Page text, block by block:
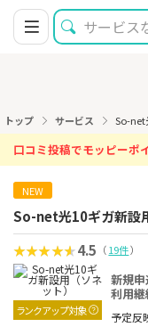
トップ サービス So-net
口コミ投稿でモッピーポ
NEW
So-net光10ギガ新設
4.5 （19件）
ランクアップ対象
新規
利用
予定反